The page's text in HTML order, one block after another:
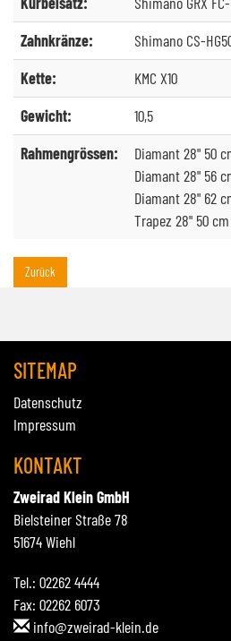
Zahnkränze:
Shimano CS-
Kette:
KMC X10
Gewicht:
10,5
Rahmengrössen:
Diamant 28" 50
Diamant 28" 56
Diamant 28" 62
Trapez 28" 50
Zurück
SITEMAP
Datenschutz
Impressum
KONTAKT
Zweirad Klein GmbH
Bielsteiner Straße 78
51674 Wiehl
Tel.: 02262 4444
Fax: 02262 6073
info@zweirad-klein.de